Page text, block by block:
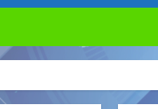
y se convierten en
a Oracle